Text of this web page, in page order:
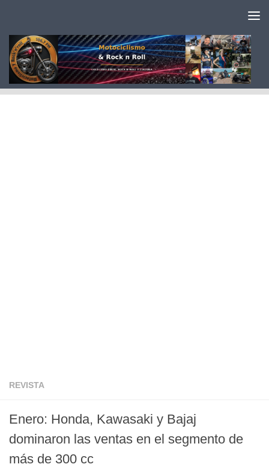
REVISTA
Enero: Honda, Kawasaki y Bajaj
dominaron las ventas en el segmento de
más de 300 cc